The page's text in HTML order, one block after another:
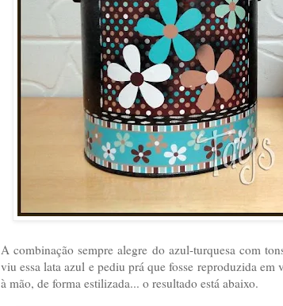
A combinação sempre alegre do azul-turquesa com
viu essa lata azul e pediu prá que fosse reproduzida
à mão, de forma estilizada... o resultado está abaixo.